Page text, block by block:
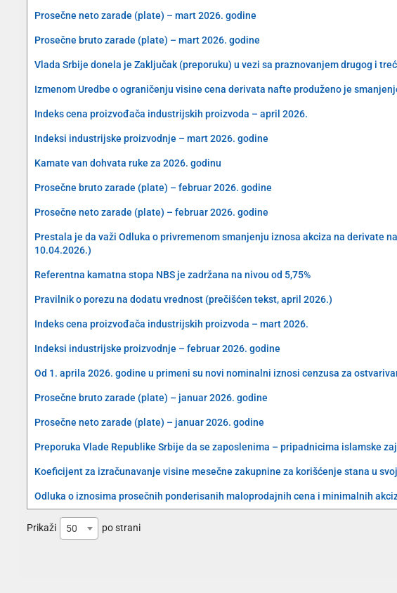
Prosečne neto zarade (plate) – mart 2026. godine
Prosečne bruto zarade (plate) – mart 2026. godine
Vlada Srbije donela je Zaključak (preporuku) u vezi sa praznovanjem drugog i
Izmenom Uredbe o ograničenju visine cena derivata nafte produženo je
Indeks cena proizvođača industrijskih proizvoda – april 2026.
Indeksi industrijske proizvodnje – mart 2026. godine
Kamate van dohvata ruke za 2026. godinu
Prosečne bruto zarade (plate) – februar 2026. godine
Prosečne neto zarade (plate) – februar 2026. godine
Prestala je da važi Odluka o privremenom smanjenju iznosa akciza na derivate
10.04.2026.)
Referentna kamatna stopa NBS je zadržana na nivou od 5,75%
Pravilnik o porezu na dodatu vrednost (prečišćen tekst, april 2026.)
Indeks cena proizvođača industrijskih proizvoda – mart 2026.
Indeksi industrijske proizvodnje – februar 2026. godine
Od 1. aprila 2026. godine u primeni su novi nominalni iznosi cenzusa za
Prosečne bruto zarade (plate) – januar 2026. godine
Prosečne neto zarade (plate) – januar 2026. godine
Preporuka Vlade Republike Srbije da se zaposlenima – pripadnicima islamske
Koeficijent za izračunavanje visine mesečne zakupnine za korišćenje stana u
Odluka o iznosima prosečnih ponderisanih maloprodajnih cena i minimalnih
Prikaži 50 po strani